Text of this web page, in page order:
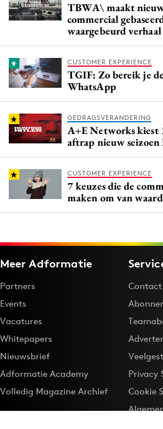
TBWA\ maakt
commercial
waargebeurd
CUSTOMER EXPERIENCE
TGIF: Zo bereik je
WhatsApp
GEDRAGSVERANDERING
A+E Networks kiest
aftrap nieuw
CUSTOMER EXPERIENCE
7 keuzes die de
maken om van
Meer Adformatie
Partners
Events
Vacatures
Whitepapers
Nieuwsbrief
Adformatie Academy
Volledig Magazine Archief
Contact
Privacy
Cookie